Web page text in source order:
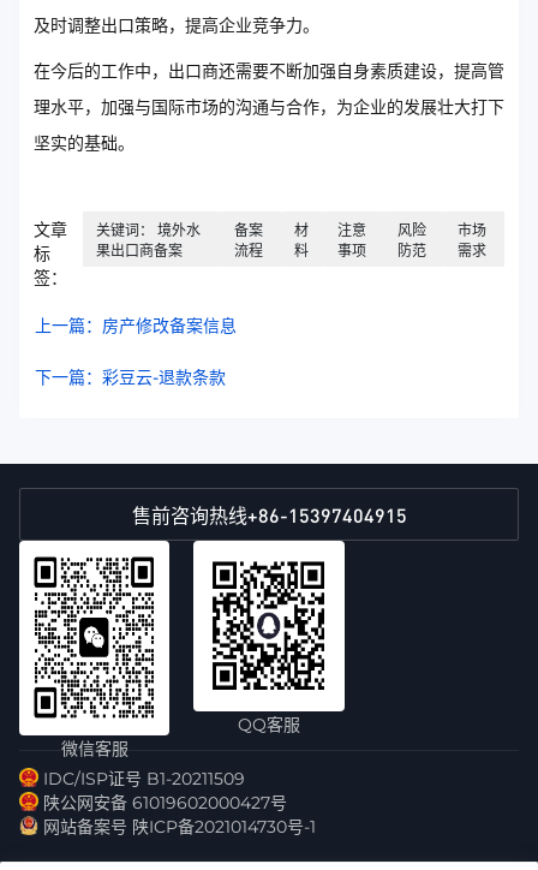
及时调整出口策略，提高企业竞争力。
在今后的工作中，出口商还需要不断加强自身素质建设，提高管
理水平，加强与国际市场的沟通与合作，为企业的发展壮大打下
坚实的基础。
文章
标
签：
关键词： 境外水
果出口商备案
备案
流程
材
料
注意
事项
风险
防范
市场
需求
上一篇：房产修改备案信息
下一篇：彩豆云-退款条款
售前咨询热线+86-15397404915
微信客服
QQ客服
IDC/ISP证号 B1-20211509
陕公网安备 61019602000427号
网站备案号 陕ICP备2021014730号-1